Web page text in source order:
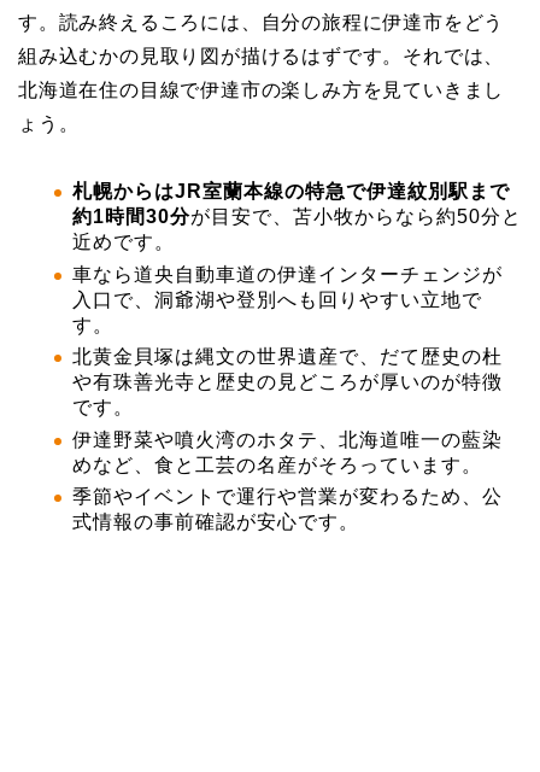
す。読み終えるころには、自分の旅程に伊達市をどう
組み込むかの見取り図が描けるはずです。それでは、
北海道在住の目線で伊達市の楽しみ方を見ていきまし
ょう。
札幌からはJR室蘭本線の特急で伊達紋別駅まで
約1時間30分が目安で、苫小牧からなら約50分と
近めです。
車なら道央自動車道の伊達インターチェンジが
入口で、洞爺湖や登別へも回りやすい立地で
す。
北黄金貝塚は縄文の世界遺産で、だて歴史の杜
や有珠善光寺と歴史の見どころが厚いのが特徴
です。
伊達野菜や噴火湾のホタテ、北海道唯一の藍染
めなど、食と工芸の名産がそろっています。
季節やイベントで運行や営業が変わるため、公
式情報の事前確認が安心です。